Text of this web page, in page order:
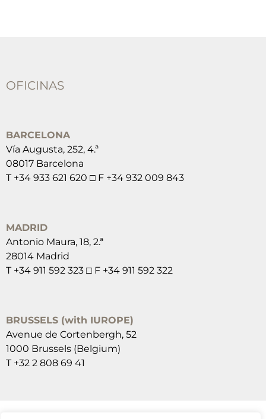
OFICINAS
BARCELONA
Vía Augusta, 252, 4.ª
08017 Barcelona
T +34 933 621 620 □ F +34 932 009 843
MADRID
Antonio Maura, 18, 2.ª
28014 Madrid
T +34 911 592 323 □ F +34 911 592 322
BRUSSELS (with IUROPE)
Avenue de Cortenbergh, 52
1000 Brussels (Belgium)
T +32 2 808 69 41